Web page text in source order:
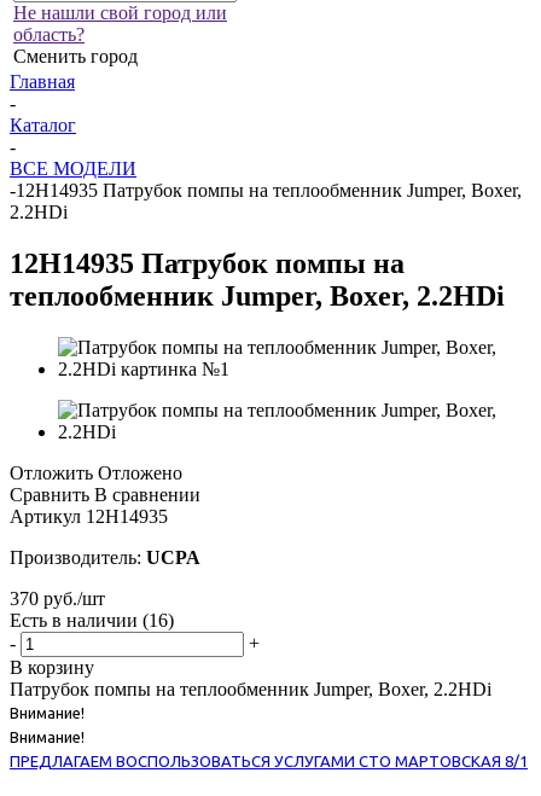
Не нашли свой город или
область?
Сменить город
Главная
-
Каталог
-
ВСЕ МОДЕЛИ
-12H14935 Патрубок помпы на теплообменник Jumper, Boxer,
2.2HDi
12H14935 Патрубок помпы на
теплообменник Jumper, Boxer, 2.2HDi
Отложить Отложено
Сравнить В сравнении
Артикул 12H14935
Производитель: UCPA
370 руб./шт
Есть в наличии (16)
-
+
В корзину
Патрубок помпы на теплообменник Jumper, Boxer, 2.2HDi
Внимание!
Внимание!
ПРЕДЛАГАЕМ ВОСПОЛЬЗОВАТЬСЯ УСЛУГАМИ СТО МАРТОВСКАЯ 8/1